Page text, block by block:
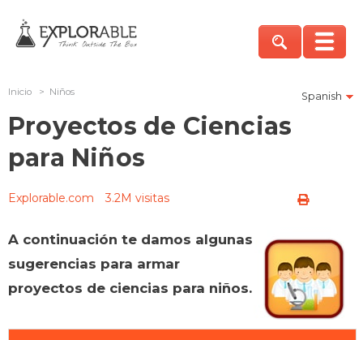
Spanish
Inicio > Niños
Proyectos de Ciencias
para Niños
Explorable.com 3.2M visitas
A continuación te damos algunas
sugerencias para armar
proyectos de ciencias para niños.